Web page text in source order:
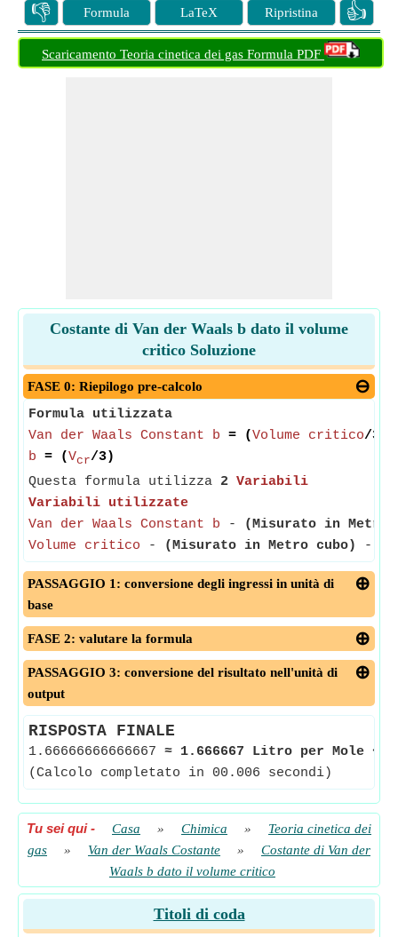
👎 Formula LaTeX Ripristina 👍
Scaricamento Teoria cinetica dei gas Formula PDF
Costante di Van der Waals b dato il volume
critico Soluzione
FASE 0: Riepilogo pre-calcolo
Formula utilizzata
Van der Waals Constant b = (Volume critico/3)
b = (Vcr/3)
Questa formula utilizza 2 Variabili
Variabili utilizzate
Van der Waals Constant b -
(Misurato in Metro
Volume critico - (Misurato in Metro cubo) - Il
PASSAGGIO 1: conversione degli ingressi in unità di
base
FASE 2: valutare la formula
PASSAGGIO 3: conversione del risultato nell'unità di
output
RISPOSTA FINALE
1.66666666666667 ≈ 1.666667 Litro per Mole
(Calcolo completato in 00.006 secondi)
Tu sei qui- Casa » Chimica »
Teoria cinetica dei
gas
» Van der Waals Costante »
Costante di Van der
Waals b dato il volume critico
Titoli di coda